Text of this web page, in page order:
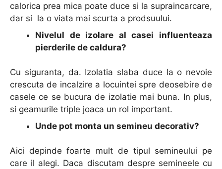
calorica prea mica poate duce si la supraincarcare,
dar si la o viata mai scurta a prodsuului.
Nivelul de izolare al casei influenteaza
pierderile de caldura?
Cu siguranta, da. Izolatia slaba duce la o nevoie
crescuta de incalzire a locuintei spre deosebire de
casele ce se bucura de izolatie mai buna. In plus,
si geamurile triple joaca un rol important.
Unde pot monta un semineu decorativ?
Aici depinde foarte mult de tipul semineului pe
care il alegi. Daca discutam despre semineele cu